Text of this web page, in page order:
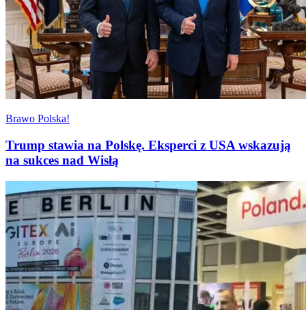
Brawo Polska!
Trump stawia na Polskę. Eksperci z USA wskazują
na sukces nad Wisłą